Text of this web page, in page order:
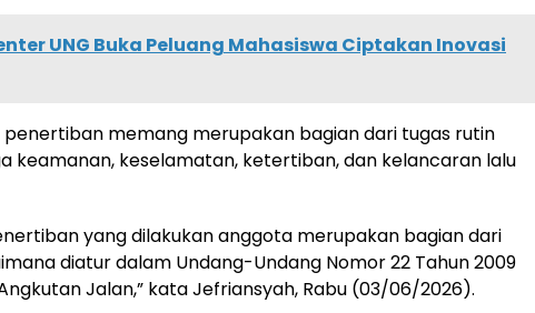
UNG Buka Peluang Mahasiswa Ciptakan Inovasi
memang merupakan bagian dari tugas rutin
keamanan, keselamatan, ketertiban, dan kelancaran lalu
yang dilakukan anggota merupakan bagian dari
diatur dalam Undang-Undang Nomor 22 Tahun 2009
Jalan,” kata Jefriansyah, Rabu (03/06/2026).